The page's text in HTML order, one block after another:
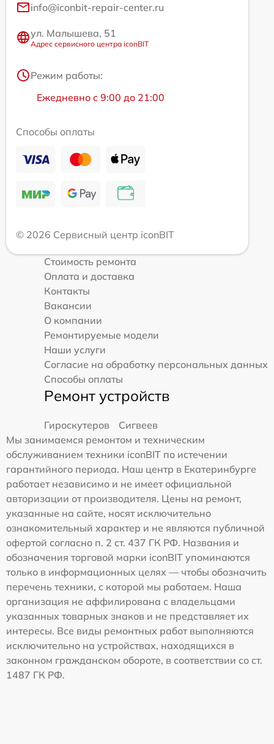
info@iconbit-repair-center.ru
ул. Малышева, 51
Адрес сервисного центра iconBIT
Режим работы:
Ежедневно с 9:00 до 21:00
Способы оплаты
© 2026 Сервисный центр iconBIT
Стоимость ремонта
Оплата и доставка
Контакты
Вакансии
О компании
Ремонтируемые модели
Наши услуги
Согласие на обработку персональных данных
Способы оплаты
Ремонт устройств
Гироскутеров
Сигвеев
Мы занимаемся ремонтом и техническим
обслуживанием техники iconBIT по истечении
гарантийного периода. Наш центр в Екатеринбурге
работает независимо и не имеет официальной
авторизации от производителя. Цены на ремонт,
указанные на сайте, носят исключительно
ознакомительный характер и не являются публичной
офертой согласно п. 2 ст. 437 ГК РФ. Названия и
обозначения торговой марки iconBIT упоминаются
только в информационных целях — чтобы обозначить
перечень техники, с которой мы работаем. Наша
организация не аффилирована с владельцами
указанных товарных знаков и не представляет их
интересы. Все виды ремонтных работ выполняются
исключительно на устройствах, находящихся в
законном гражданском обороте, в соответствии со ст.
1487 ГК РФ.